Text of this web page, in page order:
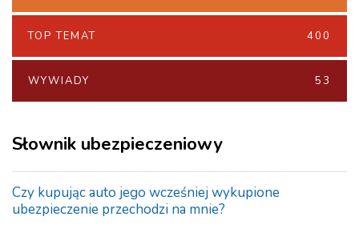
TOP TEMAT 400
WYWIADY 53
Słownik ubezpieczeniowy
Czy kupując auto jego wcześniej wykupione
ubezpieczenie przechodzi na mnie?